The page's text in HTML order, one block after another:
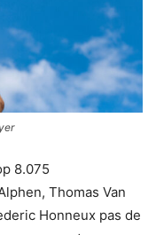
8.075
Thomas Van
Honneux pas de